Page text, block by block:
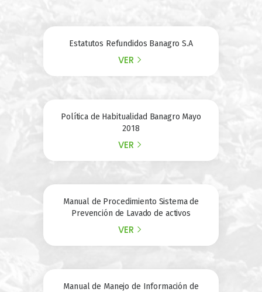
Estatutos Refundidos Banagro S.A
VER
Política de Habitualidad Banagro Mayo
2018
VER
Manual de Procedimiento Sistema de
Prevención de Lavado de activos
VER
Manual de Manejo de Información de